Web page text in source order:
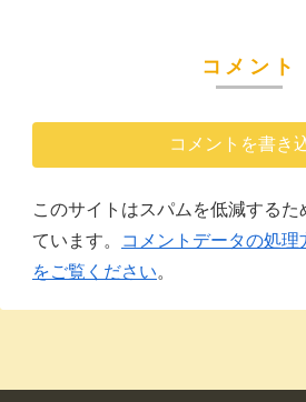
コメント
コメントを書き
このサイトはスパムを低減するた
ています。
コメントデータの処理
をご覧ください。